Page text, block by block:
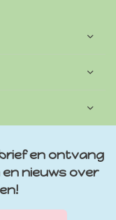
en ontvang
nieuws over